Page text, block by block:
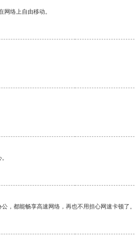
络上自由移动。
，都能畅享高速网络，再也不用担心网速卡顿